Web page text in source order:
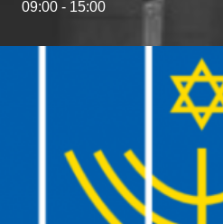
09:00 - 15:00